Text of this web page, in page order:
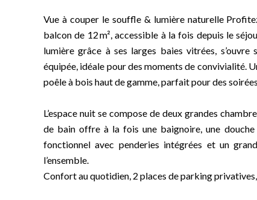
Vue à couper le souffle & lumière naturelle
balcon de 12 m², accessible à la fois depuis le
lumière grâce à ses larges baies vitrées,
équipée, idéale pour des moments de convivialité.
poêle à bois haut de gamme, parfait pour des
L’espace nuit se compose de deux grandes
de bain offre à la fois une baignoire, une douche
fonctionnel avec penderies intégrées et un
l’ensemble.
Confort au quotidien, 2 places de parking